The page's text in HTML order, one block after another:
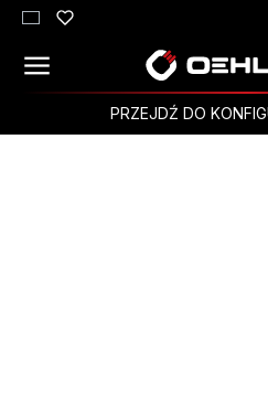
Przejdź do głównej zawartości
PRZEJDŹ DO